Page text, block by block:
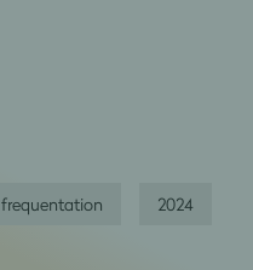
frequentation 2024